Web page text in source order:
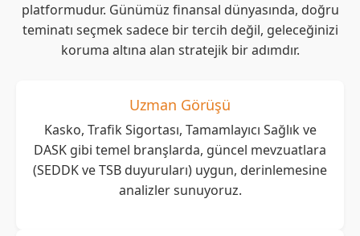
platformudur. Günümüz finansal dünyasında, doğru
teminatı seçmek sadece bir tercih değil, geleceğinizi
koruma altına alan stratejik bir adımdır.
Uzman Görüşü
Kasko, Trafik Sigortası, Tamamlayıcı Sağlık ve
DASK gibi temel branşlarda, güncel mevzuatlara
(SEDDK ve TSB duyuruları) uygun, derinlemesine
analizler sunuyoruz.